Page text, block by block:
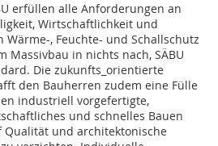
erfüllen alle Anforderungen an
Wirtschaftlichkeit und
, Feuchte- und Schallschutz
Massivbau in nichts nach, SÄBU
Die zukunfts_orientierte
den Bauherren zudem eine Fülle
industriell vorgefertigte,
und schnelles Bauen
Qualität und architektonische